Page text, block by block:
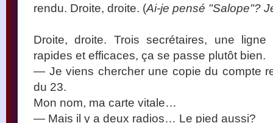
rendu. Droite, droite. (Ai-je pensé "Salope"?
Droite, droite. Trois secrétaires, une
rapides et efficaces, ça se passe plutôt bien.
— Je viens chercher une copie du compte
du 23.
Mon nom, ma carte vitale…
— Mais il y a deux radios… Le pied aussi?